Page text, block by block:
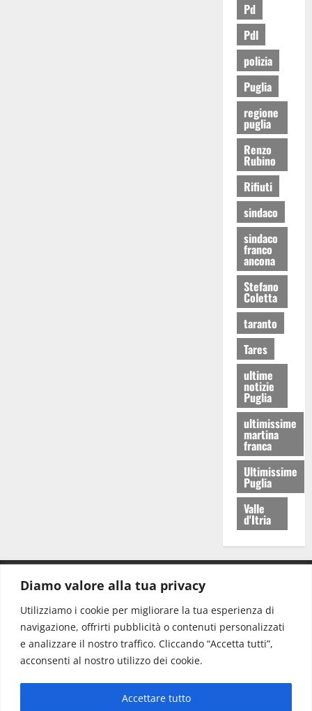
Diamo valore alla tua privacy
Utilizziamo i cookie per migliorare la tua esperienza di
navigazione, offrirti pubblicità o contenuti personalizzati
e analizzare il nostro traffico. Cliccando “Accetta tutti”,
acconsenti al nostro utilizzo dei cookie.
Accettare tutto
Pd
Pdl
polizia
Puglia
regione
puglia
Renzo
Rubino
Rifiuti
sindaco
sindaco
franco
ancona
Stefano
Coletta
taranto
Tares
ultime
notizie
Puglia
ultimissime
martina
franca
Ultimissime
Puglia
Valle
d'Itria
Redazione: redazione@www.martinasera.it
Direttore:direttore@www.martinasera.it
Info & Commerciale:info@www.martinasera.it